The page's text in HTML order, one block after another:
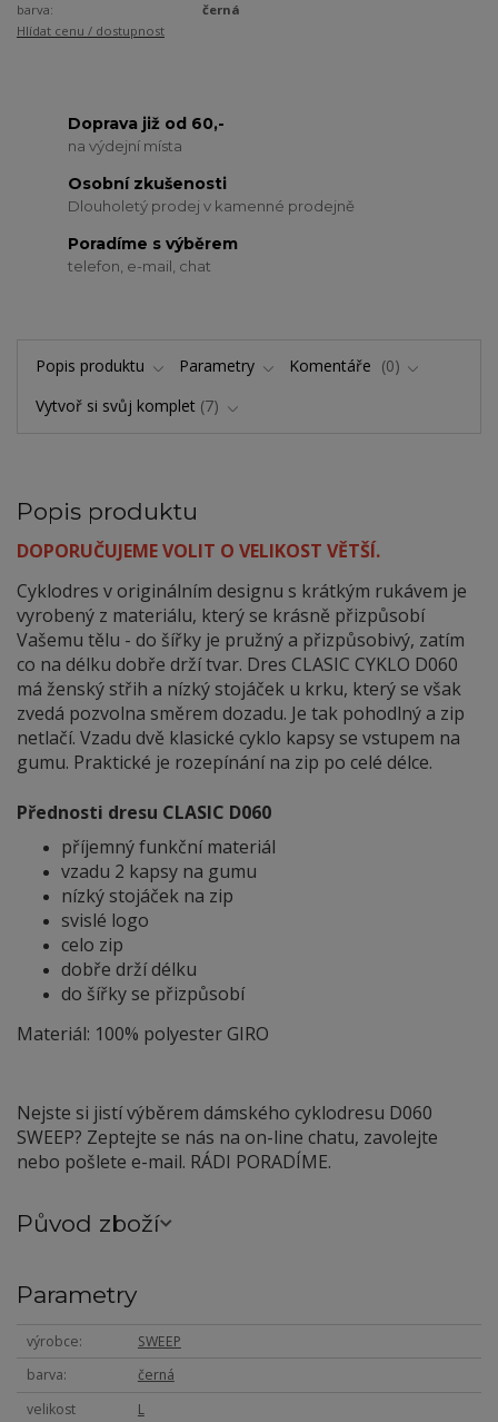
barva:
černá
Hlídat cenu / dostupnost
Doprava již od 60,-
na výdejní místa
Osobní zkušenosti
Dlouholetý prodej v kamenné prodejně
Poradíme s výběrem
telefon, e-mail, chat
Popis produktu Parametry Komentáře
0
Vytvoř si svůj komplet 7
Popis produktu
DOPORUČUJEME VOLIT O VELIKOST VĚTŠÍ.
Cyklodres v originálním designu s krátkým rukávem je
vyrobený z materiálu, který se krásně přizpůsobí
Vašemu tělu - do šířky je pružný a přizpůsobivý, zatím
co na délku dobře drží tvar. Dres CLASIC CYKLO D060
má ženský střih a nízký stojáček u krku, který se však
zvedá pozvolna směrem dozadu. Je tak pohodlný a zip
netlačí. Vzadu dvě klasické cyklo kapsy se vstupem na
gumu. Praktické je rozepínání na zip po celé délce.
Přednosti dresu CLASIC D060
příjemný funkční materiál
vzadu 2 kapsy na gumu
nízký stojáček na zip
svislé logo
celo zip
dobře drží délku
do šířky se přizpůsobí
Materiál: 100% polyester GIRO
Nejste si jistí výběrem dámského cyklodresu D060
SWEEP? Zeptejte se nás na on-line chatu, zavolejte
nebo pošlete e-mail. RÁDI PORADÍME.
Původ zboží
Parametry
výrobce
SWEEP
barva
černá
velikost
L